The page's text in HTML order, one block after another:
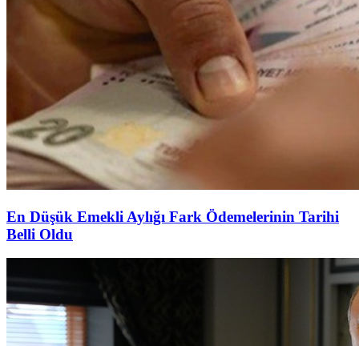
En Düşük Emekli Aylığı Fark Ödemelerinin Tarihi
Belli Oldu